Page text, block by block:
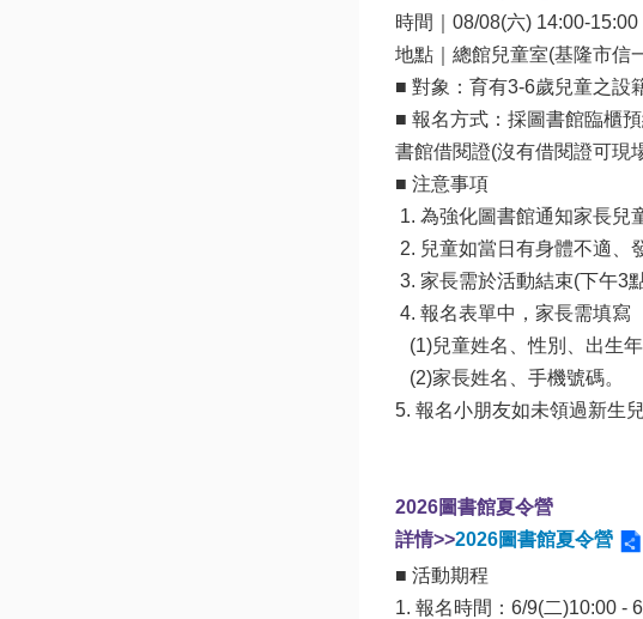
時間｜08/08(六) 14:00-15:00
地點｜總館兒童室(基隆市信
■ 對象：育有3-6歲兒童之設
■ 報名方式：採圖書館臨櫃
書館借閱證(沒有借閱證可現
■ 注意事項
1. 為強化圖書館通知家長兒
2. 兒童如當日有身體不適、
3. 家長需於活動結束(下午3
4. 報名表單中，家長需填寫
5. 報名小朋友如未領過新生
2026圖書館夏令營
詳情>>2026圖書館夏令營
■ 活動期程
1. 報名時間：6/9(二)10:00 -